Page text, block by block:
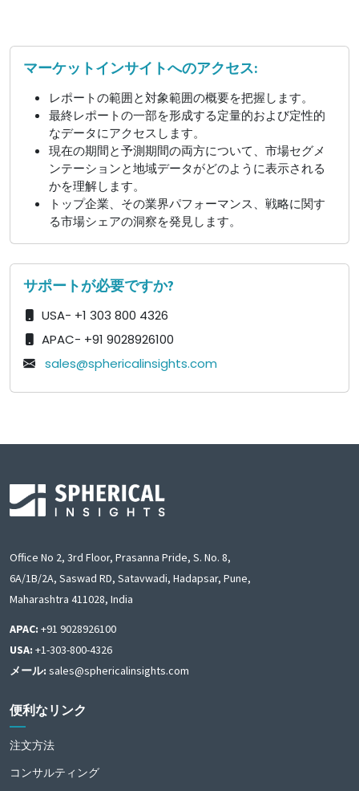
マーケットインサイトへのアクセス:
レポートの範囲と対象範囲の概要を把握します。
最終レポートの一部を形成する定量的および定性的
なデータにアクセスします。
現在の期間と予測期間の両方について、市場セグメ
ンテーションと地域データがどのように表示される
かを理解します。
トップ企業、その業界パフォーマンス、戦略に関す
る市場シェアの洞察を発見します。
サポートが必要ですか?
USA- +1 303 800 4326
APAC- +91 9028926100
sales@sphericalinsights.com
Office No 2, 3rd Floor, Prasanna Pride, S. No. 8,
6A/1B/2A, Saswad RD, Satavwadi, Hadapsar, Pune,
Maharashtra 411028, India
APAC: +91 9028926100
USA: +1-303-800-4326
メール: sales@sphericalinsights.com
便利なリンク
注文方法
コンサルティング